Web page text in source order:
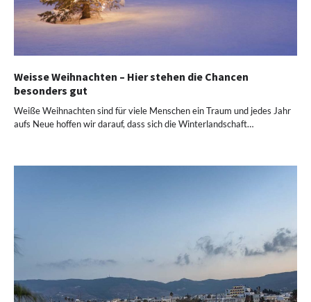
Weisse Weihnachten – Hier stehen die Chancen
besonders gut
Weiße Weihnachten sind für viele Menschen ein Traum und jedes Jahr
aufs Neue hoffen wir darauf, dass sich die Winterlandschaft…